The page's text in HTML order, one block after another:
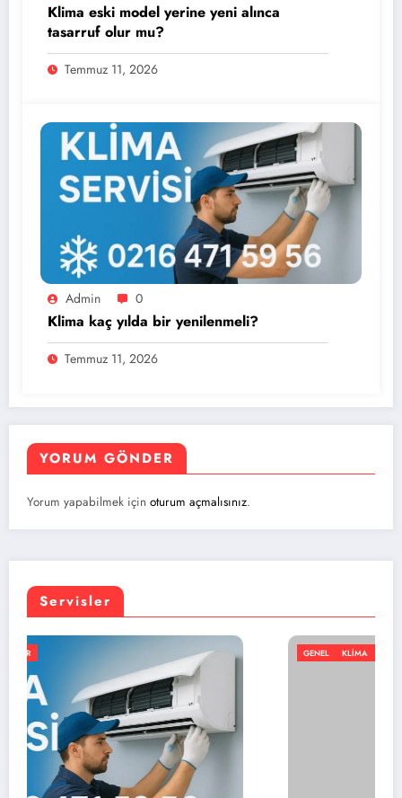
Klima eski model yerine yeni alınca
tasarruf olur mu?
Temmuz 11, 2026
Admin 0
Klima kaç yılda bir yenilenmeli?
Temmuz 11, 2026
YORUM GÖNDER
Yorum yapabilmek için oturum açmalısınız.
Servisler
NORTH AIR